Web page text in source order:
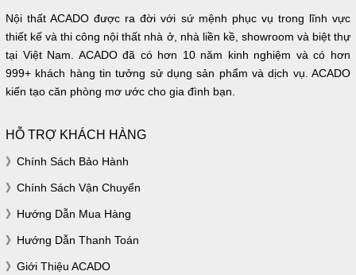
Nội thất ACADO được ra đời với sứ mệnh phục vụ trong lĩnh vực
thiết kế và thi công nội thất nhà ở, nhà liền kề, showroom và biệt thự
tại Việt Nam. ACADO đã có hơn 10 năm kinh nghiệm và có hơn
999+ khách hàng tin tưởng sử dụng sản phẩm và dịch vụ. ACADO
kiến tạo căn phòng mơ ước cho gia đình bạn.
HỖ TRỢ KHÁCH HÀNG
Chính Sách Bảo Hành
Chính Sách Vận Chuyển
Hướng Dẫn Mua Hàng
Hướng Dẫn Thanh Toán
Giới Thiệu ACADO